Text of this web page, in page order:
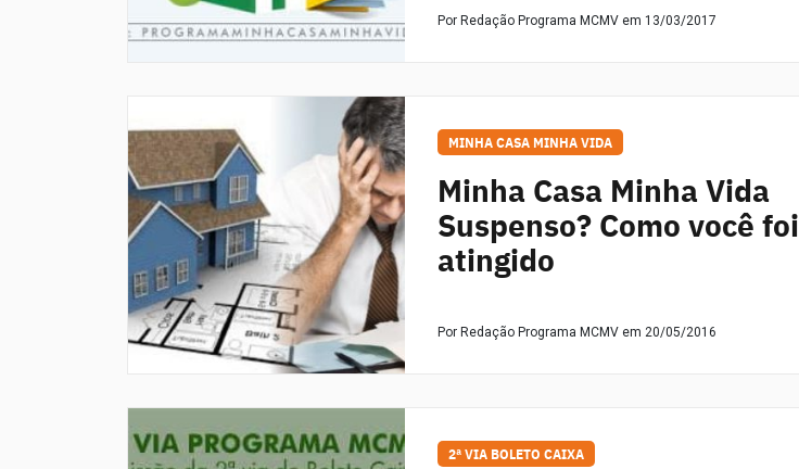
Por Redação Programa MCMV em 13/03/2017
MINHA CASA MINHA VIDA
Minha Casa Minha Vida
Suspenso? Como você foi
atingido
Por Redação Programa MCMV em 20/05/2016
2ª VIA BOLETO CAIXA